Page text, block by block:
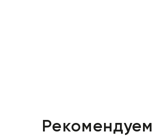
Рекомендуем